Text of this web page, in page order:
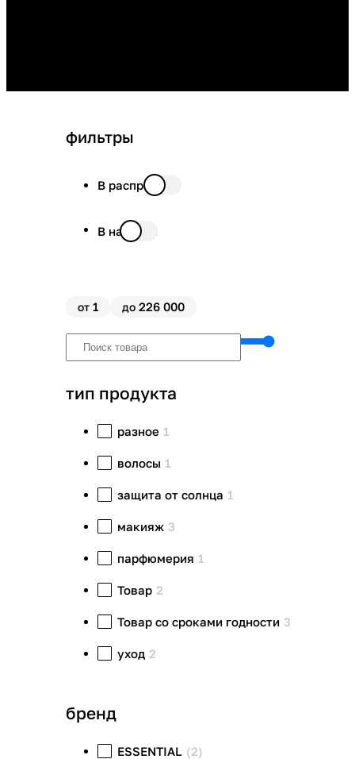
фильтры
В распродаже
В наличии
от 1 до 226 000
тип продукта
разное 1
волосы 1
защита от солнца 1
макияж 3
парфюмерия 1
Товар 2
Товар со сроками годности 3
уход 2
бренд
ESSENTIAL (2)